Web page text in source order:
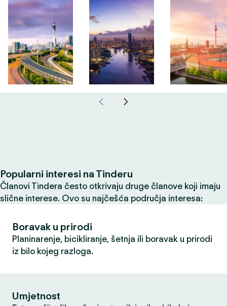
Popularni interesi na Tinderu
Članovi Tindera često otkrivaju druge članove koji imaju
slične interese. Ovo su najčešća područja interesa:
Boravak u prirodi
Planinarenje, bicikliranje, šetnja ili boravak u prirodi
iz bilo kojeg razloga.
Umjetnost